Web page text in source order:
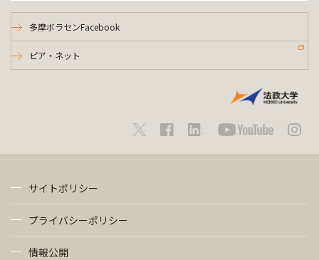
多摩ボラセンFacebook
ピア・ネット
サイトポリシー
プライバシーポリシー
情報公開